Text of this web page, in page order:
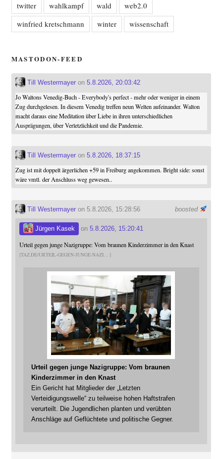
twitter
wahlkampf wald
web2.0
winfried kretschmann
winter wissenschaft
MASTODON-FEED
Till Westermayeron 5.8.2026, 20:03:42
Jo Waltons Venedig-Buch - Everybody's perfect - mehr oder weniger in einem
Zug durchgelesen. In diesem Venedig treffen neun Welten aufeinander. Walton
macht daraus eine Meditation über Liebe in ihren unterschiedlichen
Ausprägungen, über Verletzlichkeit und die Pandemie.
Till Westermayeron 5.8.2026, 18:37:15
Zug ist mit doppelt ärgerlichen +59 in Freiburg angekommen. Bright side: sonst
wäre vmtl. der Anschluss weg gewesen..
boosted
Till Westermayeron 5.8.2026, 15:28:56
Jürgen Kasek on 5.8.2026, 15:20:41
Urteil gegen junge Nazigruppe: Vom braunen Kinderzimmer in den Knast
TAZ.DE/URTEIL-GEGEN-JUNGE-NAZI
Urteil gegen junge Nazigruppe: Vom braunen
Kinderzimmer in den Knast
Ein Gericht hat Mitglieder der „Letzten
Verteidigungswelle“ zu teilweise hohen Haftstrafen
verurteilt. Die Jugendlichen planten und verübten
Anschläge auf Geflüchtete und politische Gegner.